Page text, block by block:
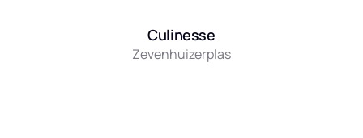
Culinesse
Zevenhuizerplas